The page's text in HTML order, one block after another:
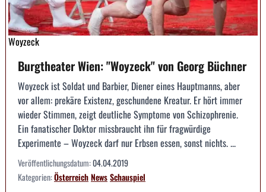
Woyzeck
Burgtheater Wien: "Woyzeck" von Georg Büchner
Woyzeck ist Soldat und Barbier, Diener eines Hauptmanns, aber
vor allem: prekäre Existenz, geschundene Kreatur. Er hört immer
wieder Stimmen, zeigt deutliche Symptome von Schizophrenie.
Ein fanatischer Doktor missbraucht ihn für fragwürdige
Experimente – Woyzeck darf nur Erbsen essen, sonst nichts. ...
Veröffentlichungsdatum:04.04.2019
Kategorien:ÖsterreichNewsSchauspiel